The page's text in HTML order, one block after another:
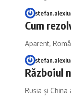
Cum
Aparent,
Războiul
Rusia și